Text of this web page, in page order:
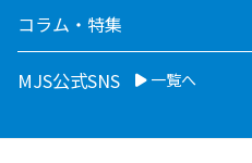
コラム・特集
MJS公式SNS 一覧へ